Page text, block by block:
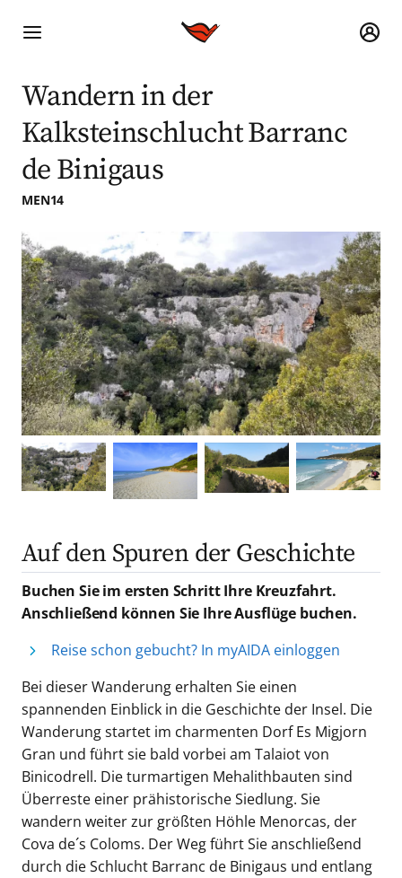
Wandern in der
Kalksteinschlucht Barranc
de Binigaus
MEN14
Auf den Spuren der Geschichte
Buchen Sie im ersten Schritt Ihre Kreuzfahrt.
Anschließend können Sie Ihre Ausflüge buchen.
Reise schon gebucht? In myAIDA einloggen
Bei dieser Wanderung erhalten Sie einen
spannenden Einblick in die Geschichte der Insel. Die
Wanderung startet im charmenten Dorf Es Migjorn
Gran und führt sie bald vorbei am Talaiot von
Binicodrell. Die turmartigen Mehalithbauten sind
Überreste einer prähistorische Siedlung. Sie
wandern weiter zur größten Höhle Menorcas, der
Cova de´s Coloms. Der Weg führt Sie anschließend
durch die Schlucht Barranc de Binigaus und entlang